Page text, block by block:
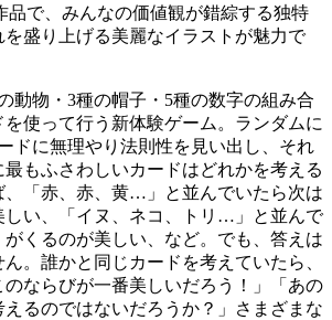
品で、みんなの価値観が錯綜する独特
盛り上げる美麗なイラストが魅力で
動物・3種の帽子・5種の数字の組み合
使って行う新体験ゲーム。ランダムに
ドに無理やり法則性を見い出し、それ
もふさわしいカードはどれかを考える
、「赤、赤、黄…」と並んでいたら次は
しい、「イヌ、ネコ、トリ…」と並んで
くるのが美しい、など。でも、答えは
。誰かと同じカードを考えていたら、
ならびが一番美しいだろう！」「あの
えるのではないだろうか？」さまざまな